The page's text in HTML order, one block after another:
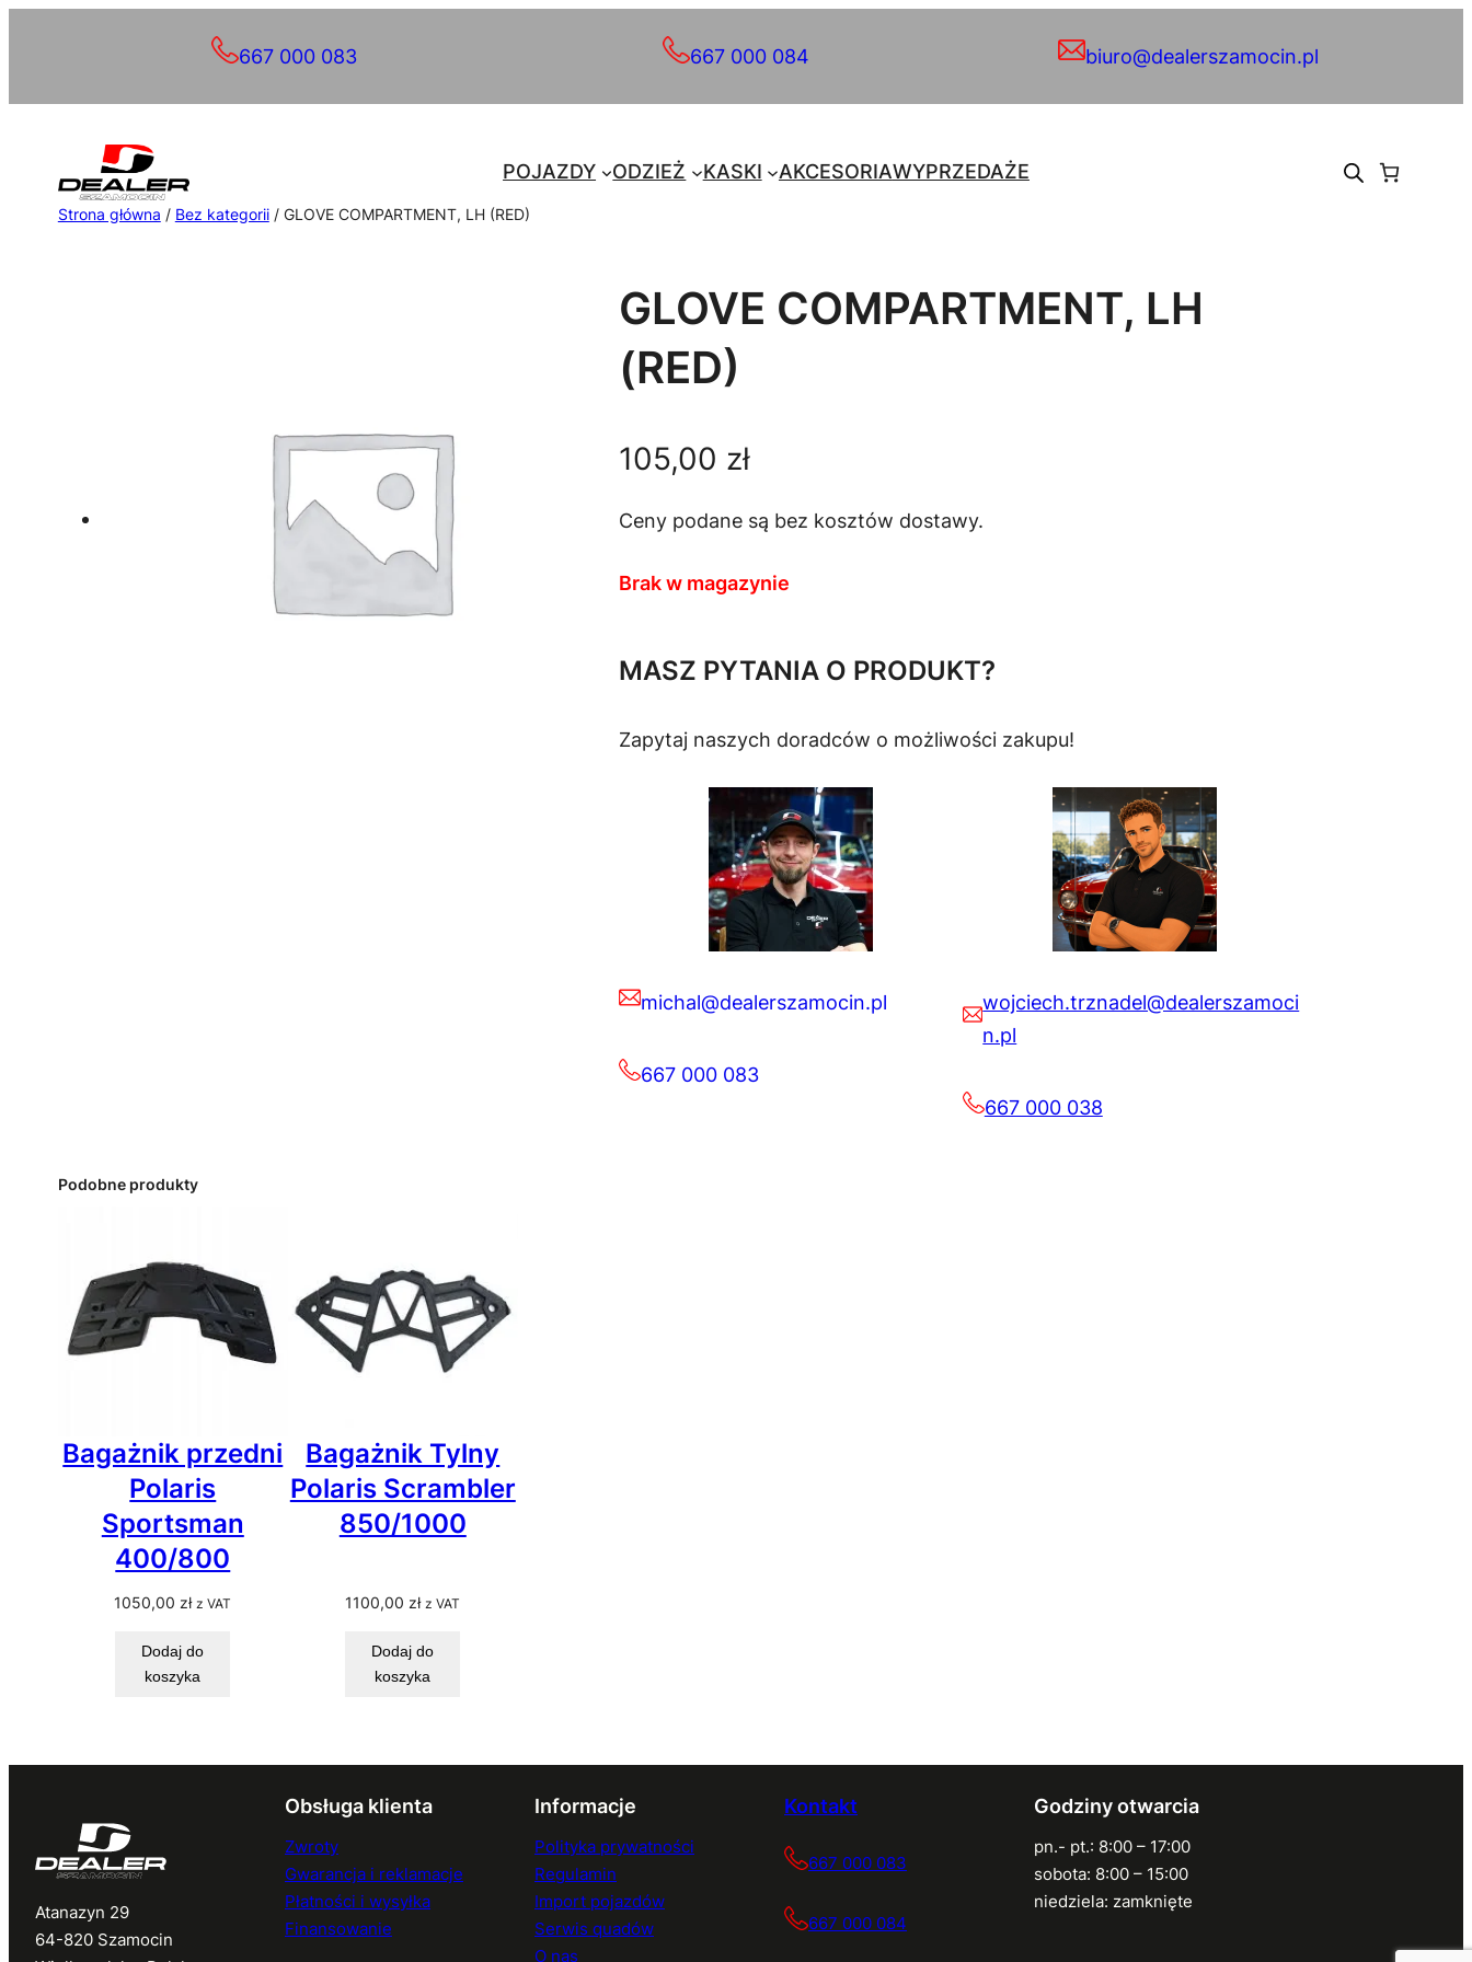
667 000 083 667 000 084 biuro@dealerszamocin.pl
POJAZDY ODZIEŻ KASKI AKCESORIAWYPRZEDAŻE
Strona główna / Bez kategorii/ GLOVE COMPARTMENT, LH (RED)
GLOVE COMPARTMENT, LH
(RED)
105,00 zł
Ceny podane są bez kosztów dostawy.
Brak w magazynie
MASZ PYTANIA O PRODUKT?
Zapytaj naszych doradców o możliwości zakupu!
michal@dealerszamocin.pl
667 000 083
wojciech.trznadel@dealerszamoci
n.pl
667 000 038
Podobne produkty
Bagażnik przedni
Polaris
Sportsman
400/800
1050,00 zł z VAT
Dodaj do
koszyka
Bagażnik Tylny
Polaris Scrambler
850/1000
1100,00 zł z VAT
Dodaj do
koszyka
Atanazyn 29
64-820 Szamocin
Obsługa klienta
Zwroty
Gwarancja i reklamacje
Płatności i wysyłka
Finansowanie
Informacje
Polityka prywatności
Regulamin
Import pojazdów
Serwis quadów
O nas
Kontakt
667 000 083
667 000 084
Godziny otwarcia
pn.- pt.: 8:00 – 17:00
sobota: 8:00 – 15:00
niedziela: zamknięte